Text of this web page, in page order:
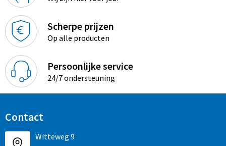
Scherpe prijzen
Op alle producten
Persoonlijke service
24/7 ondersteuning
Contact
Witteweg 9